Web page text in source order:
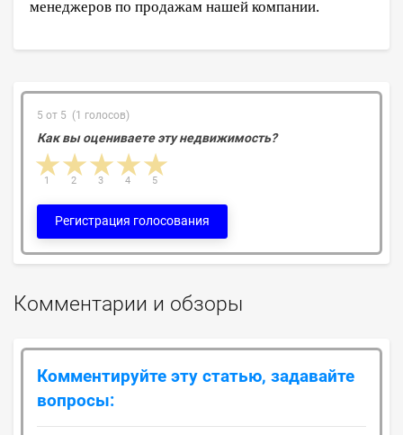
менеджеров по продажам нашей компании.
5 от 5 (1 голосов)
Как вы оцениваете эту недвижимость?
4 stars
3 stars
2 stars
1 star 5
4
3
2
1
Регистрация голосования
Комментарии и обзоры
Комментируйте эту статью, задавайте
вопросы: